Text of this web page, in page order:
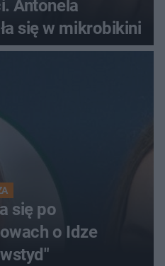
Antonela
się w mikrobikini
się po
o Idze